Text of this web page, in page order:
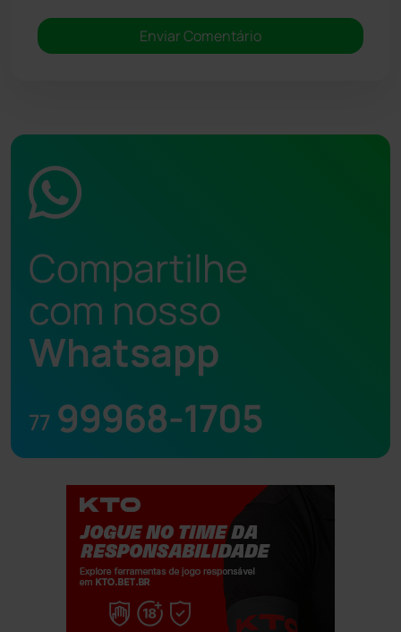
Compartilhe
com nosso
Whatsapp
77 99968-1705